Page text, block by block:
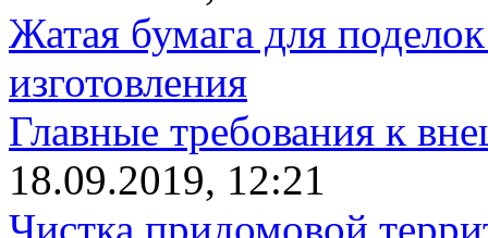
Жатая бумага для
изготовления
Главные требования к
18.09.2019, 12:21
Чистка придомовой